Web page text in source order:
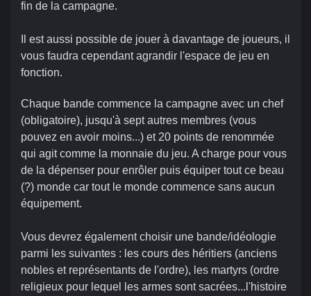
fin de la campagne.
Il est aussi possible de jouer à davantage de joueurs, il
vous faudra cependant agrandir l'espace de jeu en
fonction.
Chaque bande commence la campagne avec un chef
(obligatoire), jusqu'à sept autres membres (vous
pouvez en avoir moins...) et 20 points de renommée
qui agit comme la monnaie du jeu. A charge pour vous
de la dépenser pour enrôler puis équiper tout ce beau
(?) monde car tout le monde commence sans aucun
équipement.
Vous devrez également choisir une bande/idéologie
parmi les suivantes : les cours des héritiers (anciens
nobles et représentants de l'ordre), les martyrs (ordre
religieux pour lequel les armes sont sacrées...l'histoire